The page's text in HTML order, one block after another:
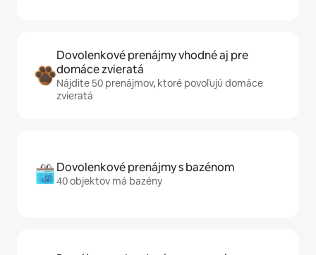
Dovolenkové prenájmy vhodné aj pre
domáce zvieratá
Nájdite 50 prenájmov, ktoré povoľujú domáce
zvieratá
Dovolenkové prenájmy s bazénom
40 objektov má bazény